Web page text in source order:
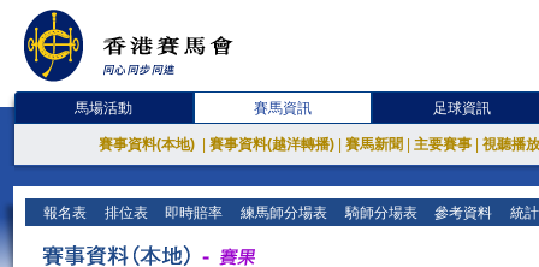
馬場活動 賽馬資訊 足球資訊
賽事資料(本地) 賽事資料(越洋轉播) 賽馬新聞 主要賽事 視聽播
報名表 排位表 即時賠率 練馬師分場表 騎師分場表 參考資料 統